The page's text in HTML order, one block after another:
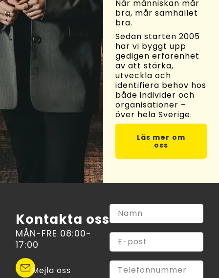
När människan mår
bra, mår samhället
bra.
Sedan starten 2005
har vi byggt upp
gedigen erfarenhet
av att stärka,
utveckla och
identifiera behov hos
både individer och
organisationer –
över hela Sverige.
Läs mer om
oss
Kontakta oss
MÅN-FRE 08:00-
17:00
Mejla oss